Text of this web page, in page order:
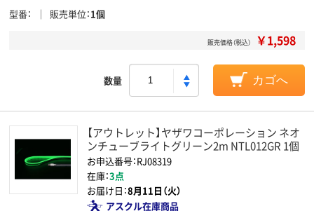
型番 販売単位 1個
販売価格（税込） ￥1,598
数量 カゴへ
【アウトレット】ヤザワコーポレーション ネオ
ンチューブライトグリーン2m NTL012GR 1個
お申込番号：RJ08319
在庫：3点
お届け日：8月11日（火）
アスクル在庫商品